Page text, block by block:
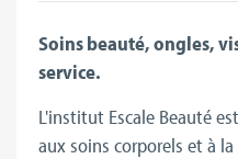
Soins beauté, ongles,
service.
L'institut Escale Beauté
aux soins corporels et à